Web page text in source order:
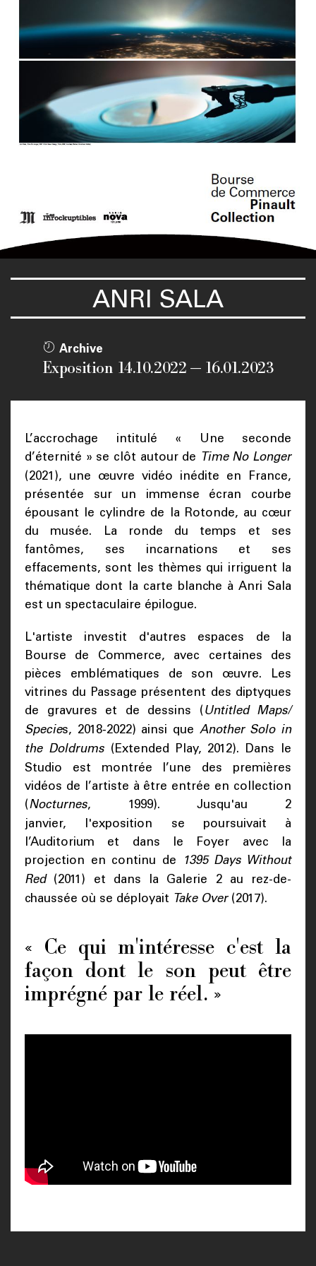
ANRI SALA
Archive
Exposition 14.10.2022 — 16.01.2023
L’accrochage intitulé « Une seconde
d’éternité » se clôt autour de Time No Longer
(2021), une œuvre vidéo inédite en France,
présentée sur un immense écran courbe
épousant le cylindre de la Rotonde, au cœur
du musée. La ronde du temps et ses
fantômes, ses incarnations et ses
effacements, sont les thèmes qui irriguent la
thématique dont la carte blanche à Anri Sala
est un spectaculaire épilogue.
L'artiste investit d'autres espaces de la
Bourse de Commerce, avec certaines des
pièces emblématiques de son œuvre. Les
vitrines du Passage présentent des diptyques
de gravures et de dessins ( Untitled Maps/
Species, 2018‑2022) ainsi que Another Solo in
the Doldrums(Extended Play, 2012). Dans le
Studio est montrée l’une des premières
vidéos de l’artiste à être entrée en collection
(Nocturnes, 1999). Jusqu'au 2
janvier, l'exposition se poursuivait à
l’Auditorium et dans le Foyer avec la
projection en continu de
1395 Days Without
Red(2011) et dans la Galerie 2 au rez-de-
chaussée où se déployait Take Over (2017).
« Ce qui m'intéresse c'est la
façon dont le son peut être
imprégné par le réel. »